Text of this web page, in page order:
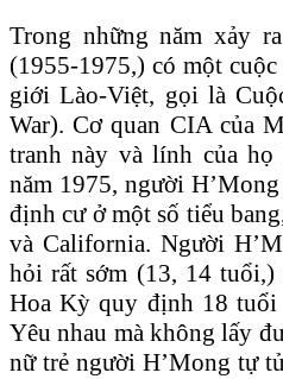
Trong những năm xảy
(1955-1975,) có một
giới Lào-Việt, gọi là
War). Cơ quan CIA của
tranh này và lính của họ
năm 1975, người
định cư ở một số tiểu
và California. Người
hỏi rất sớm (13, 14
Hoa Kỳ quy định 18
Yêu nhau mà không lấy
nữ trẻ người H’Mong tự